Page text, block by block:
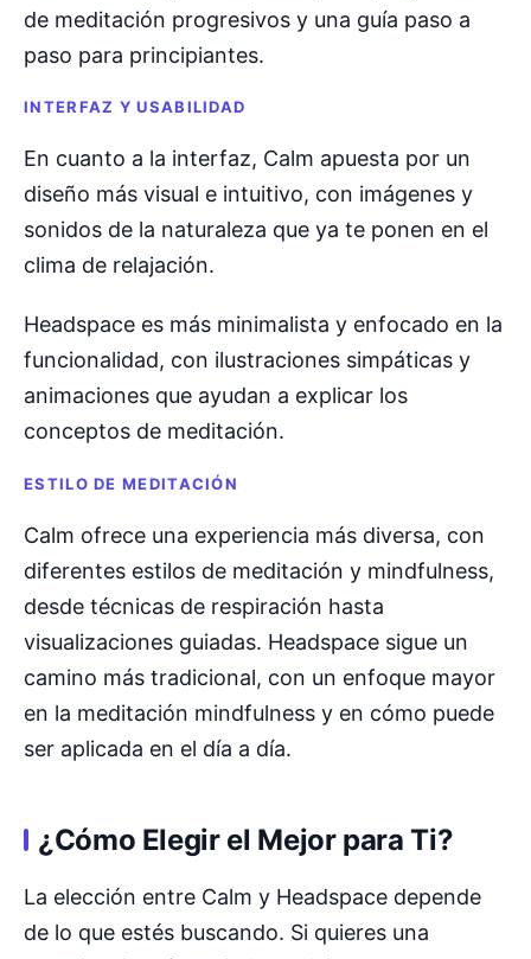
de meditación progresivos y una guía paso a
paso para principiantes.
INTERFAZ Y USABILIDAD
En cuanto a la interfaz, Calm apuesta por un
diseño más visual e intuitivo, con imágenes y
sonidos de la naturaleza que ya te ponen en el
clima de relajación.
Headspace es más minimalista y enfocado en la
funcionalidad, con ilustraciones simpáticas y
animaciones que ayudan a explicar los
conceptos de meditación.
ESTILO DE MEDITACIÓN
Calm ofrece una experiencia más diversa, con
diferentes estilos de meditación y mindfulness,
desde técnicas de respiración hasta
visualizaciones guiadas. Headspace sigue un
camino más tradicional, con un enfoque mayor
en la meditación mindfulness y en cómo puede
ser aplicada en el día a día.
¿Cómo Elegir el Mejor para Ti?
La elección entre Calm y Headspace depende
de lo que estés buscando. Si quieres una